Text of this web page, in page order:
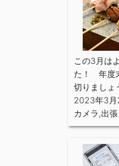
この3月は
た！ 年度
切りましょ
2023年3月
カメラ,出張